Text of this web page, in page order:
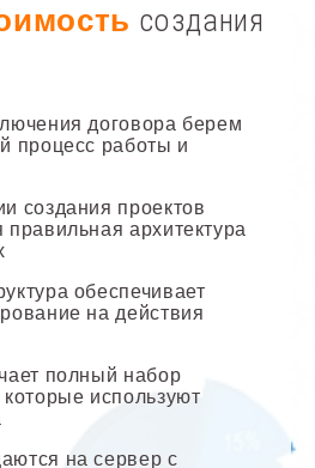
создания
договора берем
процесс работы и
создания проектов
правильная архитектура
обеспечивает
на действия
полный набор
используют
на сервер с